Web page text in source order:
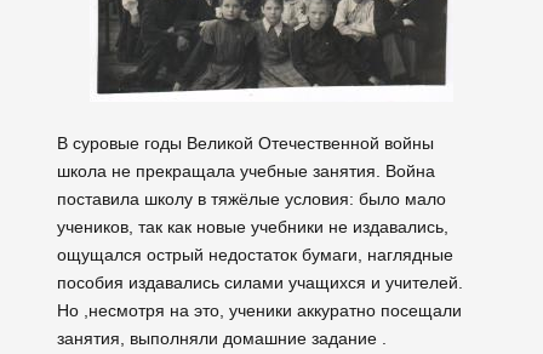
В суровые годы Великой Отечественной войны
школа не прекращала учебные занятия. Война
поставила школу в тяжёлые условия: было мало
учеников, так как новые учебники не издавались,
ощущался острый недостаток бумаги, наглядные
пособия издавались силами учащихся и учителей.
Но ,несмотря на это, ученики аккуратно посещали
занятия, выполняли домашние задание .